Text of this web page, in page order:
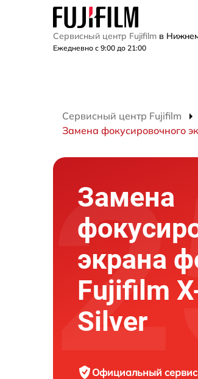
Сервисный центр Fujifilm в
Ежедневно с 9:00 до 21:00
Сервисный центр Fujifilm
Замена фокусировочного
Замена
экрана
Fujifilm
Silver
Официальный сервис